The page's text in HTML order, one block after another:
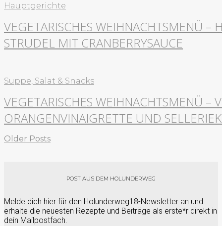
Hauptgerichte
VEGETARISCHES WEIHNACHTSMENÜ –
STRUDEL MIT CRANBERRYSAUCE
Suppe, Salat & Snacks
VEGETARISCHES WEIHNACHTSMENÜ –
ORANGENVINAIGRETTE UND
Older Posts
POST AUS DEM HOLUNDERWEG
Melde dich hier für den Holunderweg18-Newsletter an und
erhalte die neuesten Rezepte und Beiträge als erste*r direkt in
dein Mailpostfach.